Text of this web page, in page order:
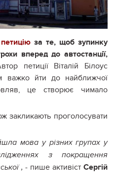
за те, щоб зупинку
вперед до автостанції,
петиції Віталій Білоус
важко йти до найближчої
це створює чимало
закликають проголосувати
мова у різних групах у
з покращення
, - пише активіст Сергій